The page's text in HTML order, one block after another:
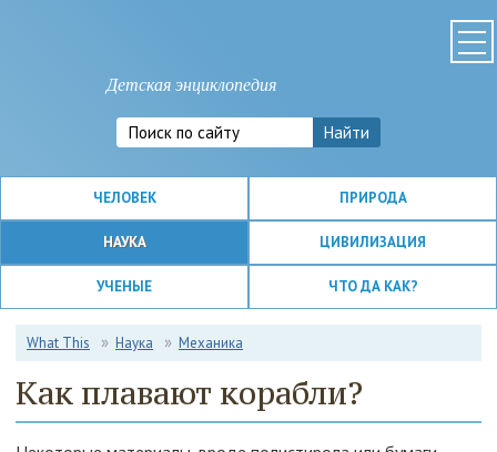
Детская энциклопедия
ЧЕЛОВЕК ПРИРОДА
НАУКА ЦИВИЛИЗАЦИЯ
УЧЕНЫЕ ЧТО ДА КАК?
What This Наука Механика
Как плавают корабли?